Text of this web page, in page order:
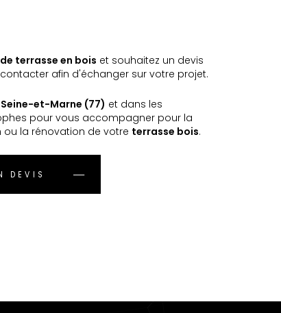
terrasse en bois et souhaitez un devis
afin d'échanger sur votre projet.
Seine-et-Marne (77) et dans les
pour vous accompagner pour la
la rénovation de votre terrasse bois.
DEVIS